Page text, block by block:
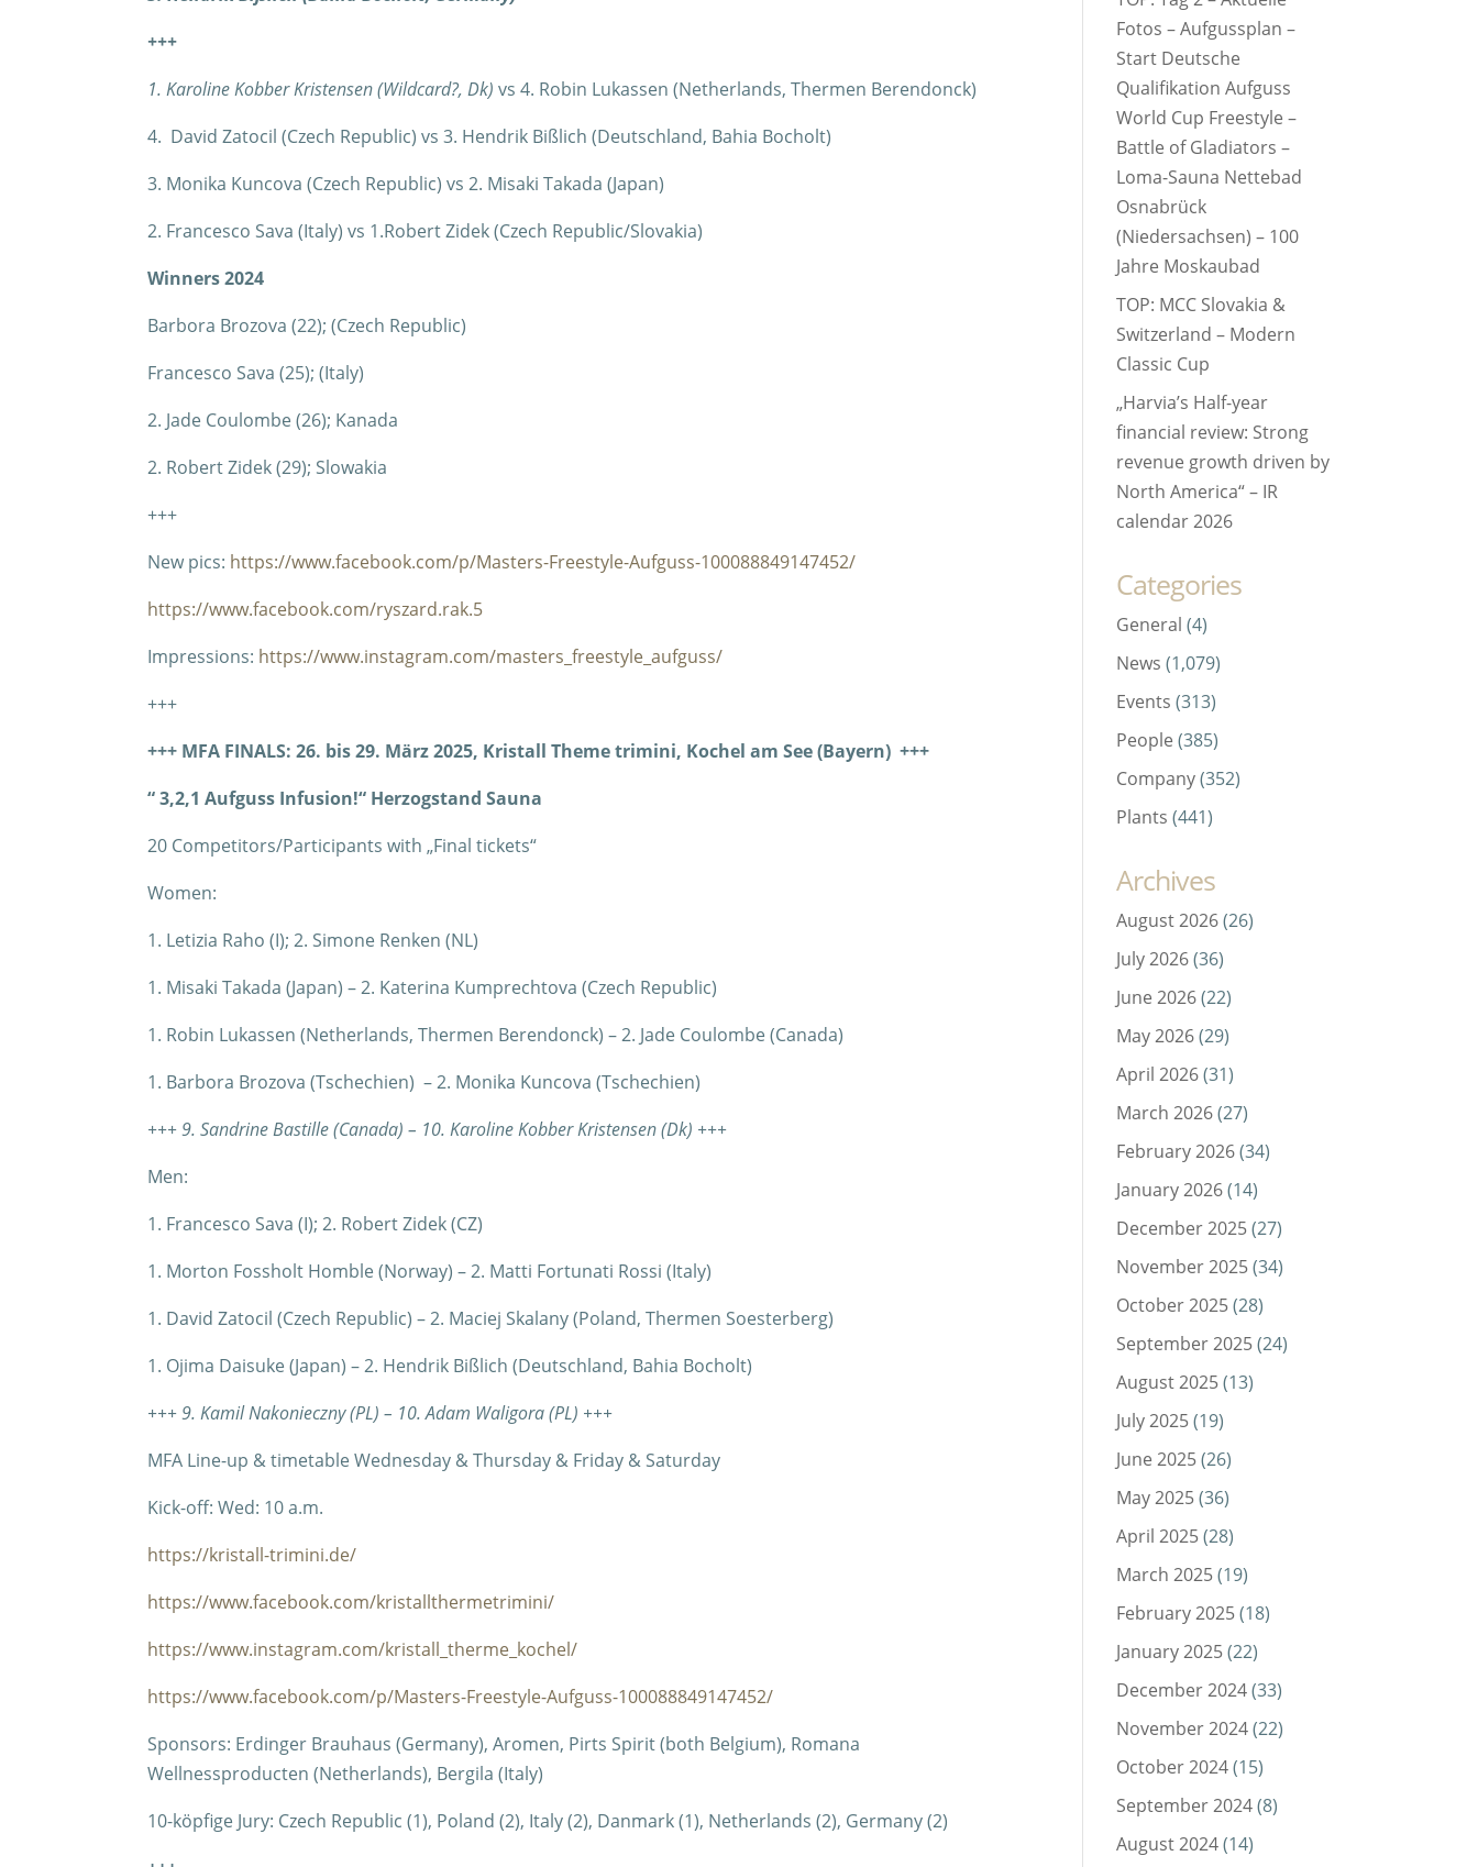
+++
1. Karoline Kobber Kristensen (Wildcard?, Dk) vs 4. Robin Lukassen (Netherlands, Thermen Berendonck)
4. David Zatocil (Czech Republic) vs 3. Hendrik Bißlich (Deutschland, Bahia Bocholt)
3. Monika Kuncova (Czech Republic) vs 2. Misaki Takada (Japan)
2. Francesco Sava (Italy) vs 1.Robert Zidek (Czech Republic/Slovakia)
Winners 2024
Barbora Brozova (22); (Czech Republic)
Francesco Sava (25); (Italy)
2. Jade Coulombe (26); Kanada
2. Robert Zidek (29); Slowakia
+++
New pics: https://www.facebook.com/p/Masters-Freestyle-Aufguss-100088849147452/
https://www.facebook.com/ryszard.rak.5
Impressions: https://www.instagram.com/masters_freestyle_aufguss/
+++
+++ MFA FINALS: 26. bis 29. März 2025, Kristall Theme trimini, Kochel am See (Bayern) +++
“ 3,2,1 Aufguss Infusion!“ Herzogstand Sauna
20 Competitors/Participants with „Final tickets“
Women:
1. Letizia Raho (I); 2. Simone Renken (NL)
1. Misaki Takada (Japan) – 2. Katerina Kumprechtova (Czech Republic)
1. Robin Lukassen (Netherlands, Thermen Berendonck) – 2. Jade Coulombe (Canada)
1. Barbora Brozova (Tschechien) – 2. Monika Kuncova (Tschechien)
+++ 9. Sandrine Bastille (Canada) – 10. Karoline Kobber Kristensen (Dk) +++
Men:
1. Francesco Sava (I); 2. Robert Zidek (CZ)
1. Morton Fossholt Homble (Norway) – 2. Matti Fortunati Rossi (Italy)
1. David Zatocil (Czech Republic) – 2. Maciej Skalany (Poland, Thermen Soesterberg)
1. Ojima Daisuke (Japan) – 2. Hendrik Bißlich (Deutschland, Bahia Bocholt)
+++ 9. Kamil Nakonieczny (PL) – 10. Adam Waligora (PL) +++
MFA Line-up & timetable Wednesday & Thursday & Friday & Saturday
Kick-off: Wed: 10 a.m.
https://kristall-trimini.de/
https://www.facebook.com/kristallthermetrimini/
https://www.instagram.com/kristall_therme_kochel/
https://www.facebook.com/p/Masters-Freestyle-Aufguss-100088849147452/
Sponsors: Erdinger Brauhaus (Germany), Aromen, Pirts Spirit (both Belgium), Romana
Wellnessproducten (Netherlands), Bergila (Italy)
10-köpfige Jury: Czech Republic (1), Poland (2), Italy (2), Danmark (1), Netherlands (2), Germany (2)
Fotos – Aufgussplan –
Start Deutsche
Qualifikation Aufguss
World Cup Freestyle –
Battle of Gladiators –
Loma-Sauna Nettebad
Osnabrück
(Niedersachsen) – 100
Jahre Moskaubad
TOP: MCC Slovakia &
Switzerland – Modern
Classic Cup
„Harvia’s Half-year
financial review: Strong
revenue growth driven by
North America“ – IR
calendar 2026
Categories
General (4)
News (1,079)
Events (313)
People (385)
Company(352)
Plants (441)
Archives
August 2026(26)
July 2026(36)
June 2026(22)
May 2026(29)
April 2026(31)
March 2026(27)
February 2026(34)
January 2026(14)
December 2025(27)
November 2025(34)
October 2025(28)
September 2025(24)
August 2025(13)
July 2025(19)
June 2025(26)
May 2025(36)
April 2025(28)
March 2025(19)
February 2025(18)
January 2025(22)
December 2024(33)
November 2024(22)
October 2024(15)
September 2024(8)
August 2024(14)